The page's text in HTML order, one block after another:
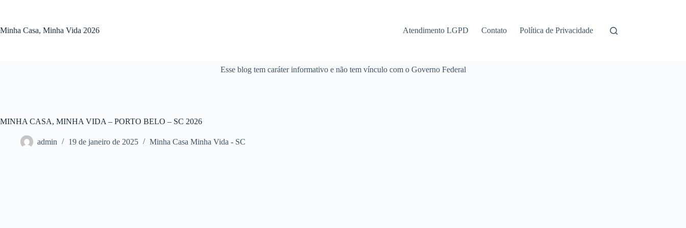
conteúdo
Minha Casa, Minha Vida 2026 Atendimento LGPD Contato Política de Privacidade
Esse blog tem caráter informativo e não tem vínculo com o Governo Federal
MINHA CASA, MINHA VIDA – PORTO BELO – SC 2026
admin 19 de janeiro de 2025 Minha Casa Minha Vida - SC